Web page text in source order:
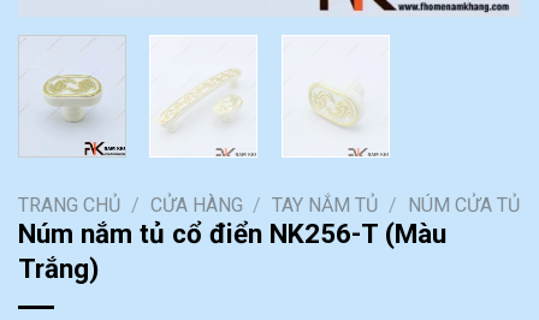
TRANG CHỦ / CỬA HÀNG / TAY NẮM TỦ / NÚM CỬA TỦ
Núm nắm tủ cổ điển NK256-T (Màu
Trắng)